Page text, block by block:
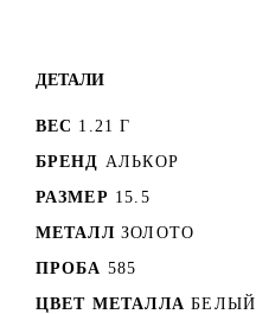
ДЕТАЛИ
ВЕС 1.21 Г
БРЕНД АЛЬКОР
РАЗМЕР 15.5
МЕТАЛЛ ЗОЛОТО
ПРОБА 585
ЦВЕТ МЕТАЛЛА БЕЛЫЙ